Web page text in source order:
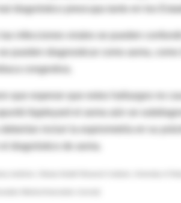
diagnóstico preocupa tanto en los
infecciones virales se pueden
pueden diagnosticar como asma,
congestiva.
que esperan que estos hallazgos no
Appleyard el asma aún se
incluir la espirometría en su
diagnóstico de asma.